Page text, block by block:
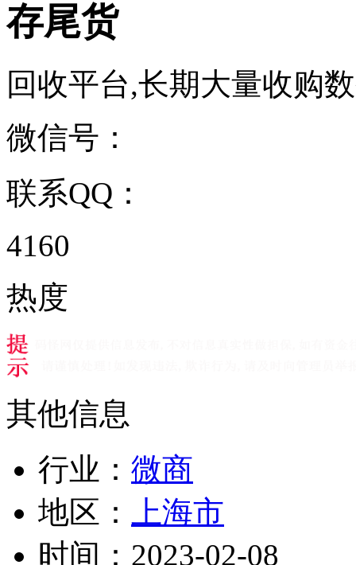
存尾货
回收平台,长期大量收购
微信号：
联系QQ：
4160
热度
其他信息
行业： 微商
地区：
上海市
时间： 2023-02-08